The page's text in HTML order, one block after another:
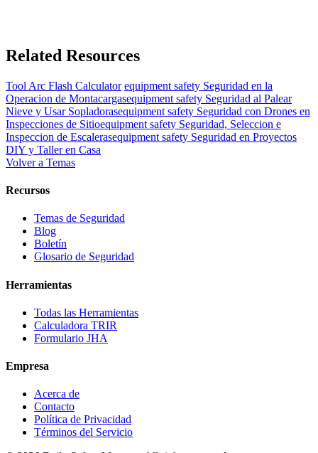
Related Resources
Tool Arc Flash Calculator equipment safety Seguridad en la
Operacion de Montacargasequipment safety Seguridad al Palear
Nieve y Usar Sopladorasequipment safety Seguridad con Drones en
Inspecciones de Sitioequipment safety Seguridad, Seleccion e
Inspeccion de Escalerasequipment safety Seguridad en Proyectos
DIY y Taller en Casa
Volver a Temas
Recursos
Temas de Seguridad
Blog
Boletín
Glosario de Seguridad
Herramientas
Todas las Herramientas
Calculadora TRIR
Formulario JHA
Empresa
Acerca de
Contacto
Política de Privacidad
Términos del Servicio